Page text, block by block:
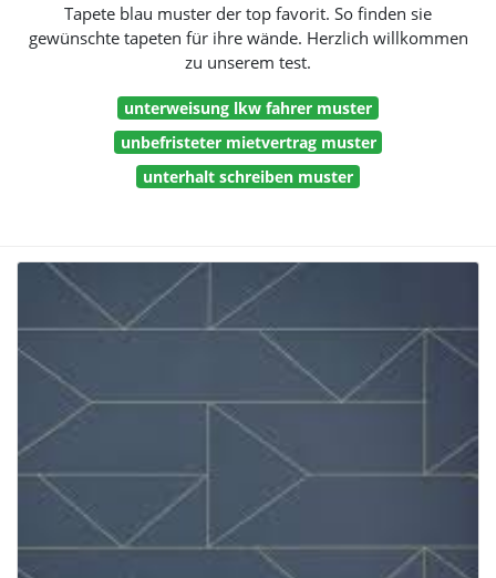
Tapete blau muster der top favorit. So finden sie
gewünschte tapeten für ihre wände. Herzlich willkommen
zu unserem test.
unterweisung lkw fahrer muster
unbefristeter mietvertrag muster
unterhalt schreiben muster